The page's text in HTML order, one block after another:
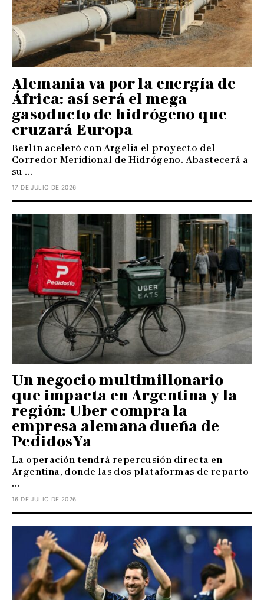
Alemania va por la energía de
África: así será el mega
gasoducto de hidrógeno que
cruzará Europa
Berlín aceleró con Argelia el proyecto del
Corredor Meridional de Hidrógeno. Abastecerá a
su ...
17 DE JULIO DE 2026
Un negocio multimillonario
que impacta en Argentina y la
región: Uber compra la
empresa alemana dueña de
PedidosYa
La operación tendrá repercusión directa en
Argentina, donde las dos plataformas de reparto
...
16 DE JULIO DE 2026